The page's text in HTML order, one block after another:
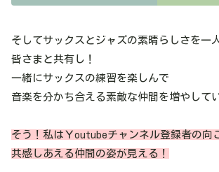
そしてサックスとジャズの素晴らしさを一
皆さまと共有し！
一緒にサックスの練習を楽しんで
音楽を分かち合える素敵な仲間を増やして
そう！私はＹoutubeチャンネル登録者の向
共感しあえる仲間の姿が見える！